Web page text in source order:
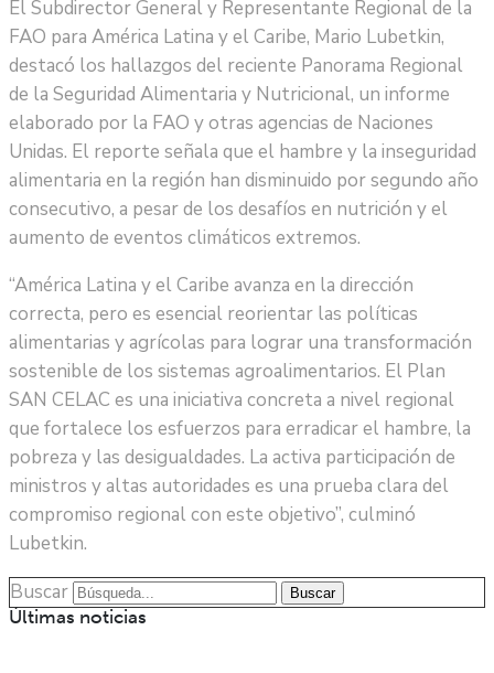
El Subdirector General y Representante Regional de la
FAO para América Latina y el Caribe, Mario Lubetkin,
destacó los hallazgos del reciente Panorama Regional
de la Seguridad Alimentaria y Nutricional, un informe
elaborado por la FAO y otras agencias de Naciones
Unidas. El reporte señala que el hambre y la inseguridad
alimentaria en la región han disminuido por segundo año
consecutivo, a pesar de los desafíos en nutrición y el
aumento de eventos climáticos extremos.
“América Latina y el Caribe avanza en la dirección
correcta, pero es esencial reorientar las políticas
alimentarias y agrícolas para lograr una transformación
sostenible de los sistemas agroalimentarios. El Plan
SAN CELAC es una iniciativa concreta a nivel regional
que fortalece los esfuerzos para erradicar el hambre, la
pobreza y las desigualdades. La activa participación de
ministros y altas autoridades es una prueba clara del
compromiso regional con este objetivo”, culminó
Lubetkin.
Buscar
Buscar
Últimas noticias